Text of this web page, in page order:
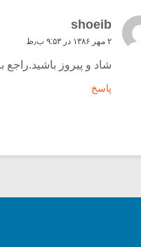
shoeib
۲ مهر ۱۳۸۶ در ۹:۵۳ ب٫ظ
شاد و پیروز
پاسخ